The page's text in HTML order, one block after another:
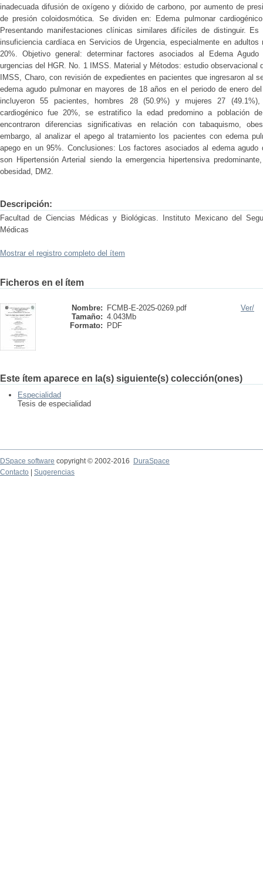
inadecuada difusión de oxígeno y dióxido de carbono, por aumento de
de presión coloidosmótica. Se dividen en: Edema pulmonar
Presentando manifestaciones clínicas similares difíciles de distinguir.
insuficiencia cardíaca en Servicios de Urgencia, especialmente en adultos
20%. Objetivo general: determinar factores asociados al Edema
urgencias del HGR. No. 1 IMSS. Material y Métodos: estudio observacional
IMSS, Charo, con revisión de expedientes en pacientes que ingresaron al
edema agudo pulmonar en mayores de 18 años en el periodo de enero
incluyeron 55 pacientes, hombres 28 (50.9%) y mujeres 27
cardiogénico fue 20%, se estratifico la edad predomino a población
encontraron diferencias significativas en relación con tabaquismo,
embargo, al analizar el apego al tratamiento los pacientes con edema
apego en un 95%. Conclusiones: Los factores asociados al edema
son Hipertensión Arterial siendo la emergencia hipertensiva
obesidad, DM2.
Descripción:
Facultad de Ciencias Médicas y Biológicas. Instituto Mexicano del
Médicas
Mostrar el registro completo del ítem
Ficheros en el ítem
Nombre:
FCMB-E-2025-0269.pdf
Tamaño: 4.043Mb
Formato:
PDF
Ver/
Este ítem aparece en la(s) siguiente(s) colección(ones)
Especialidad
Tesis de especialidad
DSpace software copyright © 2002-2016
DuraSpace
Contacto
Sugerencias